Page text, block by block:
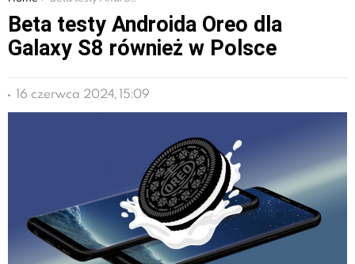
Beta testy Androida Oreo dla
Galaxy S8 również w Polsce
16 czerwca 2024, 15:09